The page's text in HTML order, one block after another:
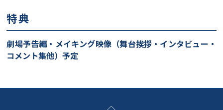
特典
劇場予告編・メイキング映像（舞台挨拶・インタビュー・
コメント集他）予定